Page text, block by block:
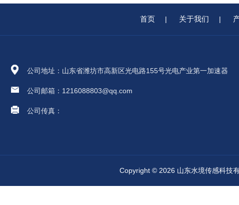
首页 | 关于我们 |
公司地址：山东省潍坊市高新区光电路155号光电产业第一加速器
公司邮箱：1216088803@qq.com
公司传真：
Copyright © 2026 山东水境传感科技